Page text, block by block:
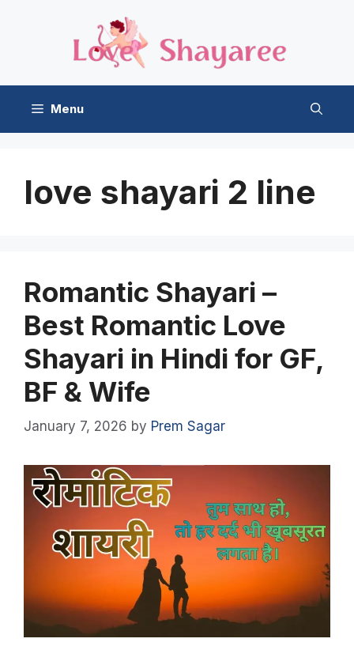
Menu
love shayari 2 line
Romantic Shayari –
Best Romantic Love
Shayari in Hindi for GF,
BF & Wife
January 7, 2026 by Prem Sagar